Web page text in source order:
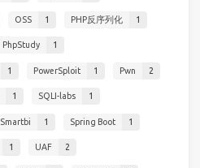
OSS 1 PHP反序列化 1
PhpStudy 1
1 PowerSploit 1 Pwn 2
1 SQLI-labs 1
Smartbi 1 Spring Boot 1
1 UAF 2